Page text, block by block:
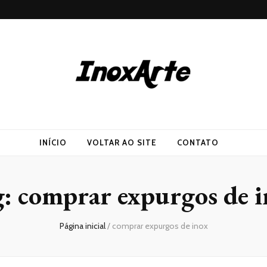
INÍCIO VOLTAR AO SITE CONTATO
comprar expurgos de
Página inicial/ comprar expurgos de inox